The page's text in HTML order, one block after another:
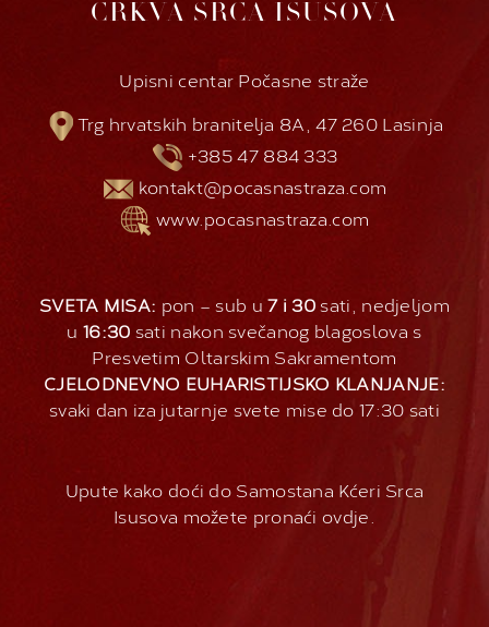
CRKVA SRCA ISUSOVA
Upisni centar Počasne straže
Trg hrvatskih branitelja 8A, 47 260 Lasinja
+385 47 884 333
kontakt@pocasnastraza.com
www.pocasnastraza.com
SVETA MISA: pon – sub u7 i 30sati, nedjeljom
u16:30 sati nakon svečanog blagoslova s
Presvetim Oltarskim Sakramentom
CJELODNEVNO EUHARISTIJSKO KLANJANJE:
svaki dan iza jutarnje svete mise do 17:30 sati
Upute kako doći do Samostana Kćeri Srca
Isusova možete pronaći ovdje